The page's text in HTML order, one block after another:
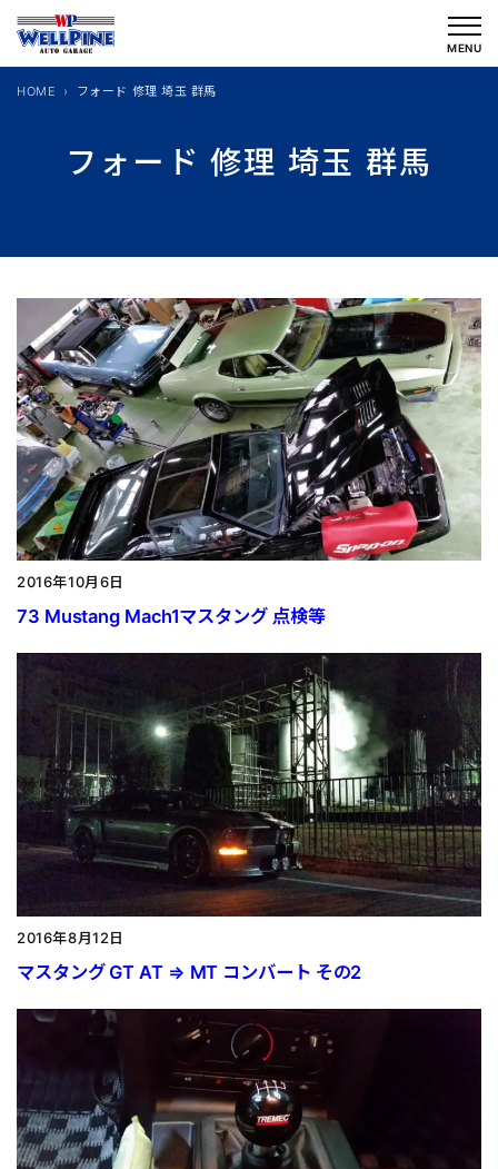
を
MENU
フォード 修理 埼玉 群馬
HOME フォード 修理 埼玉 群馬
2016年10月6日
73 Mustang Mach1マスタング 点検等
2016年8月12日
マスタング GT AT ⇒ MT コンバート その2